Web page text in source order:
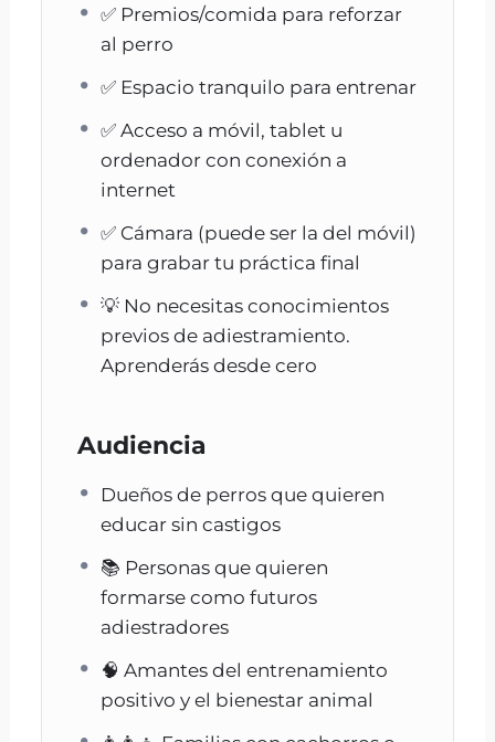
Pro es la forma más práctica, amable y
efectiva de educar a tu perro desde casa. A
positivo, aprenderás a comunicarte con él
de manera clara, divertida y sin castigos.
SKU del producto:curso-clicker-001
Moneda del precio:EUR
Precio válido hasta:
2035-10-31
Producto disponible:InStock
✅ Premios/comida para reforzar
al perro
✅ Espacio tranquilo para entrenar
✅ Acceso a móvil, tablet u
ordenador con conexión a
internet
✅ Cámara (puede ser la del móvil)
para grabar tu práctica final
💡 No necesitas conocimientos
previos de adiestramiento.
Aprenderás desde cero
Audiencia
Dueños de perros que quieren
educar sin castigos
📚 Personas que quieren
formarse como futuros
adiestradores
🧠 Amantes del entrenamiento
positivo y el bienestar animal